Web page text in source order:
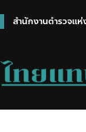
สำนักงานตำรวจแ